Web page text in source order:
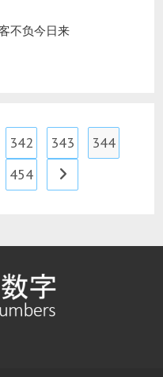
不负今日来​
342 343
344
454